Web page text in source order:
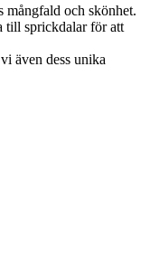
mångfald och skönhet.
till sprickdalar för att
även dess unika